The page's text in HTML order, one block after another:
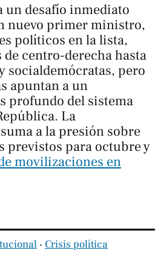
un desafío inmediato
nuevo primer ministro,
políticos en la lista,
centro-derecha hasta
socialdemócratas, pero
apuntan a un
profundo del sistema
La
a la presión sobre
previstos para octubre y
movilizaciones en
‧ Crisis política